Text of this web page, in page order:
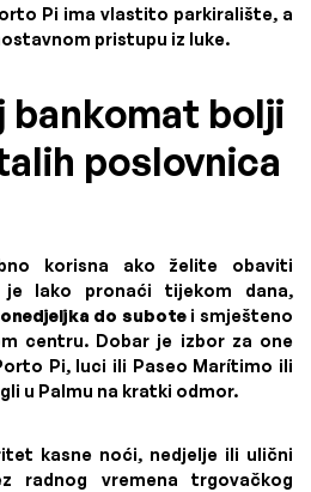
Pi ima vlastito parkiralište, a
pristupu iz luke.
bankomat bolji
poslovnica
korisna ako želite obaviti
je lako pronaći tijekom dana,
do subotei smješteno
centru. Dobar je izbor za one
Pi, luci ili Paseo Marítimo ili
u Palmu na kratki odmor.
kasne noći, nedjelje ili ulični
radnog vremena trgovačkog